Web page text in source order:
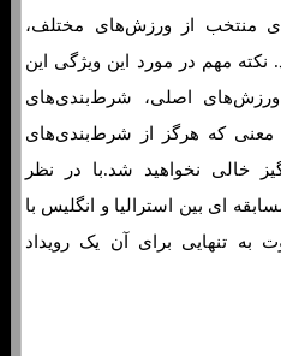
منتخب از ورزش‌های مختلف،
مهم در مورد این ویژگی این
اصلی، شرط‌بندی‌های
معنی که هرگز از شرط‌بندی‌های
خالی نخواهید شد.با در نظر
ای بین استرالیا و انگلیس با
به تنهایی برای آن یک رویداد